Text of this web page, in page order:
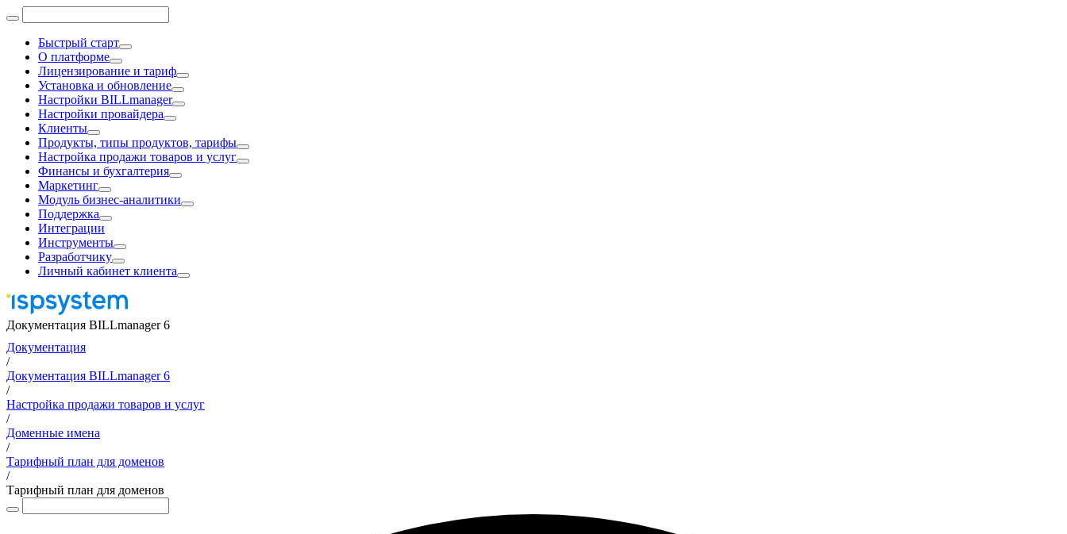
Быстрый старт
О платформе
Лицензирование и тариф
Установка и обновление
Настройки BILLmanager
Настройки провайдера
Клиенты
Продукты, типы продуктов, тарифы
Настройка продажи товаров и услуг
Финансы и бухгалтерия
Маркетинг
Модуль бизнес-аналитики
Поддержка
Интеграции
Инструменты
Разработчику
Личный кабинет клиента
Документация BILLmanager 6
Документация
/
Документация BILLmanager 6
/
Настройка продажи товаров и услуг
/
Доменные имена
/
Тарифный план для доменов
/
Тарифный план для доменов